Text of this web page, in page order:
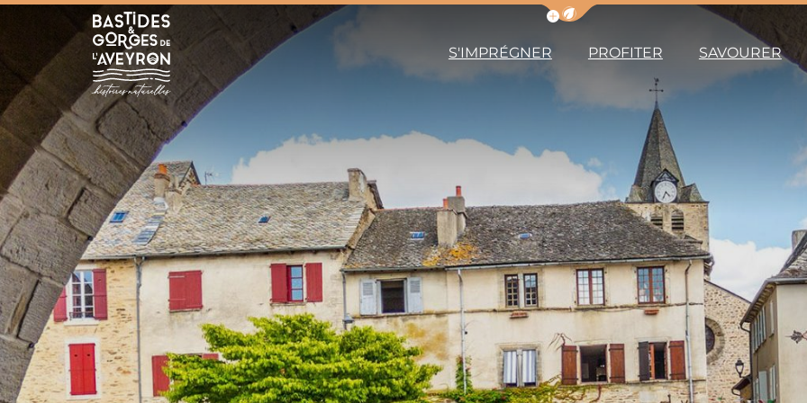
Afficher la barre de navigation du
Bastides et Gorges de l&#039;Aveyron
S'IMPRÉGNER PROFITER SAVOURER